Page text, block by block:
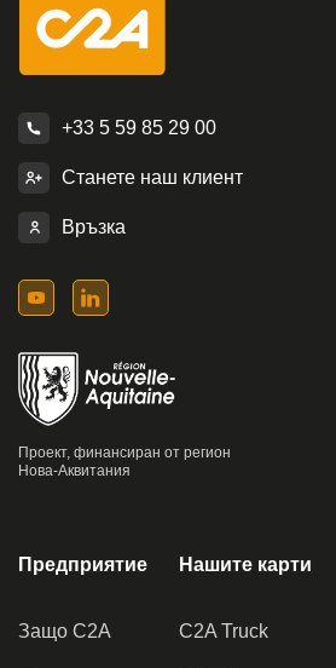
+33 5 59 85 29 00
Станете наш клиент
Връзка
Проект, финансиран от регион
Нова-Аквитания
Предприятие
Защо C2A
Нашите карти
C2A Truck